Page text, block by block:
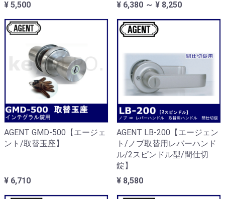
¥ 5,500
¥ 6,380 ～ ¥ 8,250
AGENT GMD-500【エージェ
ント/取替玉座】
¥ 6,710
AGENT LB-200【エージェン
ト/ノブ取替用レバーハンド
ル/2スピンドル型/間仕切
錠】
¥ 8,580